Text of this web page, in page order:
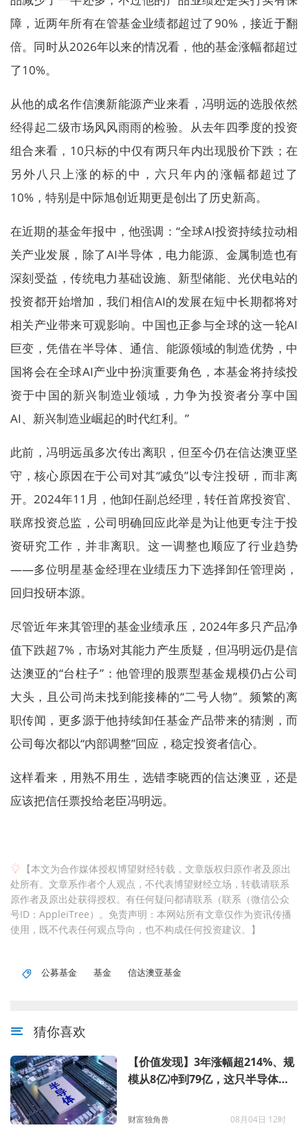
障，近两年所有在管基金业绩都超过了90%，接近于翻
倍。同时从2026年以来的情况看，他的基金涨幅都超过
了10%。
从他的成名作信澳新能源产业来看，冯明远的选股依然
经得起二级市场风风雨雨的检验。从去年四季度的投资
组合来看，10只标的中仅有两只年内出现股价下跌；在
另外八只上涨的标的中，六只年内的涨幅都超过了
10%，特别是中际旭创近期更是创出了历史新高。
在近期的基金年报中，他强调：“全球AI投资持续拉动相
关产业发展，除了AI半导体，电力能源、金属制造也有
深刻受益，传统电力基础设施、新型储能、光伏电站的
投资都开始增加，我们相信AI的发展在短中长期都将对
相关产业带来可观影响。中国也正参与全球的这一轮AI
巨变，凭借在半导体、通信、能源领域的制造优势，中
国将会在全球AI产业中扮演重要角色，本基金将持续投
资于中国的新兴制造业领域，力争为投资者分享中国
AI、新兴制造业崛起的时代红利。”
此前，冯明远虽多次传出离职，但至今仍在信达澳亚坚
守，核心原因在于公司对其“减负”以专注投研，而非离
开。2024年11月，他卸任副总经理，转任首席投资官、
联席投资总监，公司明确回应此举是为让他更专注于投
资研究工作，并非离职。这一调整也顺应了行业趋势
——多位明星基金经理在业绩压力下选择卸任管理岗，
回归投研本源。
尽管近年来其管理的基金业绩承压，2024年多只产品净
值下跌超7%，市场对其能力产生质疑，但冯明远仍是信
达澳亚的“台柱子”：他管理的股票型基金规模仍占公司
大头，且公司尚未找到能接棒的“二号人物”。频繁的离
职传闻，更多源于他持续卸任基金产品带来的猜测，而
公司每次都以“内部调整”回应，稳定投资者信心。
这样看来，用熟不用生，选错李晓西的信达澳亚，还是
应该把信任票投给老臣冯明远。
【本文为合作媒体授权博望财经转载，文章版权归原作者及原出
处所有。文章系作者个人观点，不代表博望财经立场，转载请联系
原作者及原出处获得授权。有任何疑问都请联系（联系（微信公众
号ID：AppleiTree）。免责声明：本网站所有文章仅作为资讯传播
使用，既不代表任何观点导向，也不构成任何投资建议。】
公募基金 基金 信达澳亚基金
猜你喜欢
【价值发现】3年涨幅超214%、规
模从8亿冲到79亿，这只半导体基
财富独角兽 08月04日 12时